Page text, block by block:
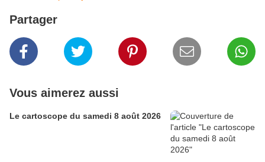
Partager
Vous aimerez aussi
Le cartoscope du samedi 8 août 2026